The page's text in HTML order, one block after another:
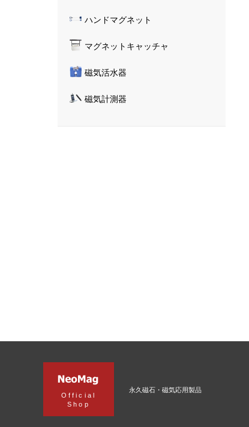
ハンドマグネット
マグネットキャッチャ
磁気活水器
磁気計測器
Official
Shop
永久磁石・磁気応用製品